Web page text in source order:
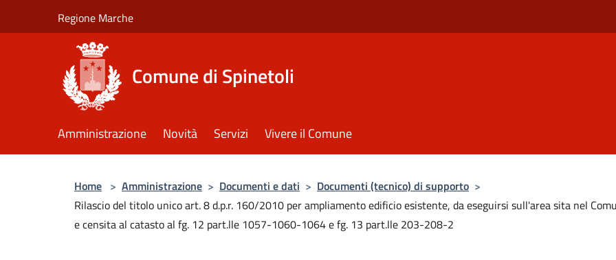
Regione Marche
Comune di Spinetoli
Amministrazione Novità Servizi Vivere il Comune
Home > Amministrazione > Documenti e dati > Documenti (tecnico) di supporto >
Rilascio del titolo unico art. 8 d.p.r. 160/2010 per ampliamento edificio esistente, da eseguirsi sull'area sita nel
e censita al catasto al fg. 12 part.lle 1057-1060-1064 e fg. 13 part.lle 203-208-2